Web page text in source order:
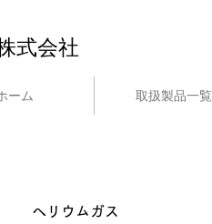
式会社
ーム 取扱製品一覧
ヘリウムガス